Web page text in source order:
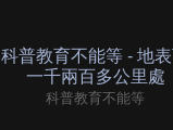
科普教育不能等 - 地
一千兩百多公里處
科普教育不能等